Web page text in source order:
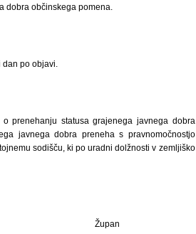
dobra občinskega pomena.
dan po objavi.
prenehanju statusa grajenega javnega dobra
javnega dobra preneha s pravnomočnostjo
sodišču, ki po uradni dolžnosti v zemljiško
Župan